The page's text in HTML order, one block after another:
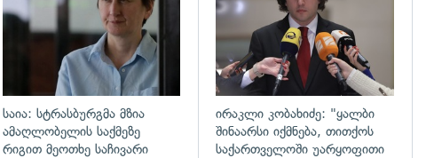
საია: სტრასბურგმა მზია
ამაღლობელის საქმეზე
რიგით მეოთხე საჩივარი
ირაკლი კობახიძე: "ყალბი
შინაარსი იქმნება, თითქოს
საქართველოში უარყოფითი